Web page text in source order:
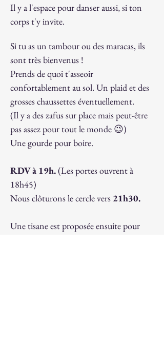
Il y a l'espace pour danser aussi, si ton
corps t'y invite.
Si tu as un tambour ou des maracas, ils
sont très bienvenus !
Prends de quoi t'asseoir
confortablement au sol. Un plaid et des
grosses chaussettes éventuellement.
(Il y a des zafus sur place mais peut-être
pas assez pour tout le monde 😉)
Une gourde pour boire.
RDV à 19h. (Les portes ouvrent à
18h45)
Nous clôturons le cercle vers 21h30.
Une tisane est proposée ensuite pour